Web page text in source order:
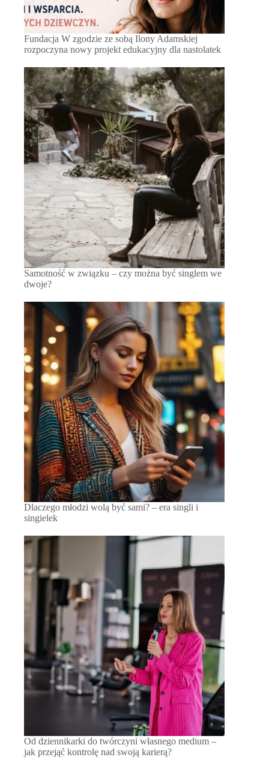
Fundacja W zgodzie ze sobą Ilony Adamskiej
rozpoczyna nowy projekt edukacyjny dla nastolatek
Samotność w związku – czy można być singlem we
dwoje?
Dlaczego młodzi wolą być sami? – era singli i
singielek
Od dziennikarki do twórczyni własnego medium –
jak przejąć kontrolę nad swoją karierą?